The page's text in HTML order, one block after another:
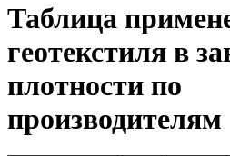
Таблица
геотекстиля в
плотности по
производителям